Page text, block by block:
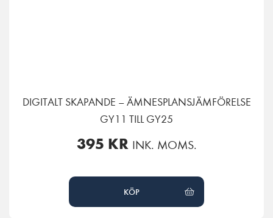
DIGITALT SKAPANDE – ÄMNESPLANSJÄMFÖRELSE
GY11 TILL GY25
395 KR INK. MOMS.
KÖP